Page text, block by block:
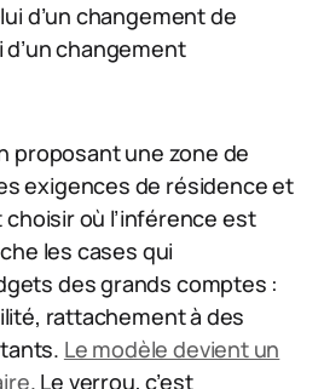
d’un changement de
d’un changement
proposant une zone de
exigences de résidence et
où l’inférence est
les cases qui
des grands comptes :
rattachement à des
Le modèle devient un
. Le verrou, c’est